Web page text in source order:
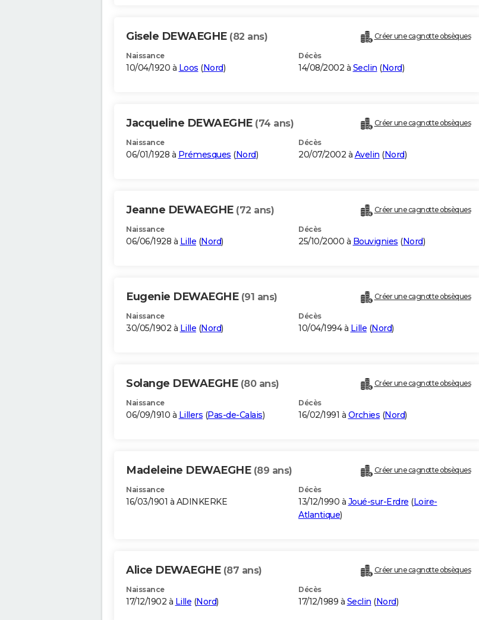
Gisele DEWAEGHE (82 ans) Créer une cagnotte obsèques
Naissance
10/04/1920 à Loos (Nord)
Décès
14/08/2002 à Seclin (Nord)
Jacqueline DEWAEGHE (74 ans) Créer une cagnotte obsèques
Naissance
06/01/1928 à Prémesques (Nord)
Décès
20/07/2002 à Avelin (Nord)
Jeanne DEWAEGHE (72 ans) Créer une cagnotte obsèques
Naissance
06/06/1928 à Lille (Nord)
Décès
25/10/2000 à Bouvignies (Nord)
Eugenie DEWAEGHE (91 ans) Créer une cagnotte obsèques
Naissance
30/05/1902 à Lille (Nord)
Décès
10/04/1994 à Lille (Nord)
Solange DEWAEGHE (80 ans) Créer une cagnotte obsèques
Naissance
06/09/1910 à Lillers (Pas-de-Calais)
Décès
16/02/1991 à Orchies (Nord)
Madeleine DEWAEGHE (89 ans) Créer une cagnotte obsèques
Naissance
16/03/1901 à ADINKERKE
Décès
13/12/1990 à Joué-sur-Erdre (Loire-
Atlantique)
Alice DEWAEGHE (87 ans) Créer une cagnotte obsèques
Naissance
17/12/1902 à Lille (Nord)
Décès
17/12/1989 à Seclin (Nord)